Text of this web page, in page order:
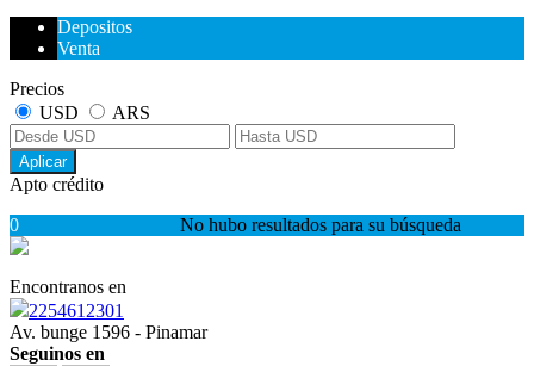
Depositos
Venta
Precios
USD
ARS
Aplicar
Apto crédito
No hubo resultados para su búsqueda
0
Encontranos en
2254612301
Av. bunge 1596 - Pinamar
Seguinos en